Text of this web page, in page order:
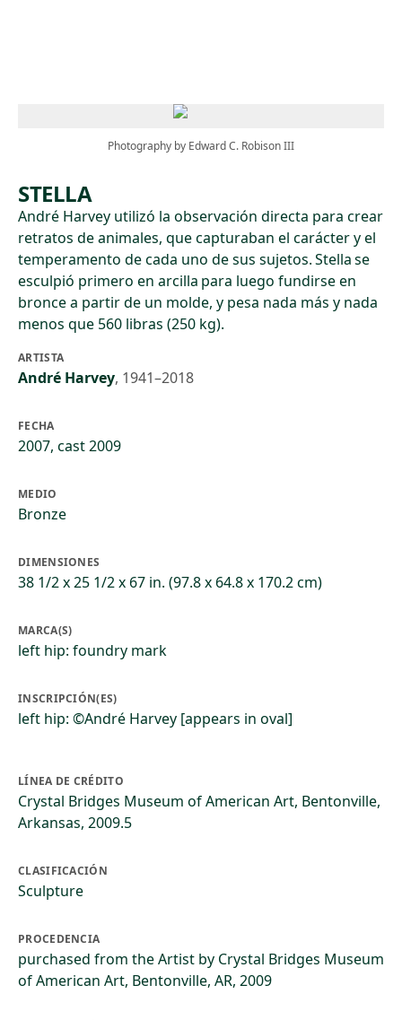
Photography by Edward C. Robison III
STELLA
André Harvey utilizó la observación directa para crear
retratos de animales, que capturaban el carácter y el
temperamento de cada uno de sus sujetos. Stella se
esculpió primero en arcilla para luego fundirse en
bronce a partir de un molde, y pesa nada más y nada
menos que 560 libras (250 kg).
ARTISTA
André Harvey, 1941–2018
FECHA
2007, cast 2009
MEDIO
Bronze
DIMENSIONES
38 1/2 x 25 1/2 x 67 in. (97.8 x 64.8 x 170.2 cm)
MARCA(S)
left hip: foundry mark
INSCRIPCIÓN(ES)
left hip: ©André Harvey [appears in oval]
LÍNEA DE CRÉDITO
Crystal Bridges Museum of American Art, Bentonville,
Arkansas, 2009.5
CLASIFICACIÓN
Sculpture
PROCEDENCIA
purchased from the Artist by Crystal Bridges Museum
of American Art, Bentonville, AR, 2009